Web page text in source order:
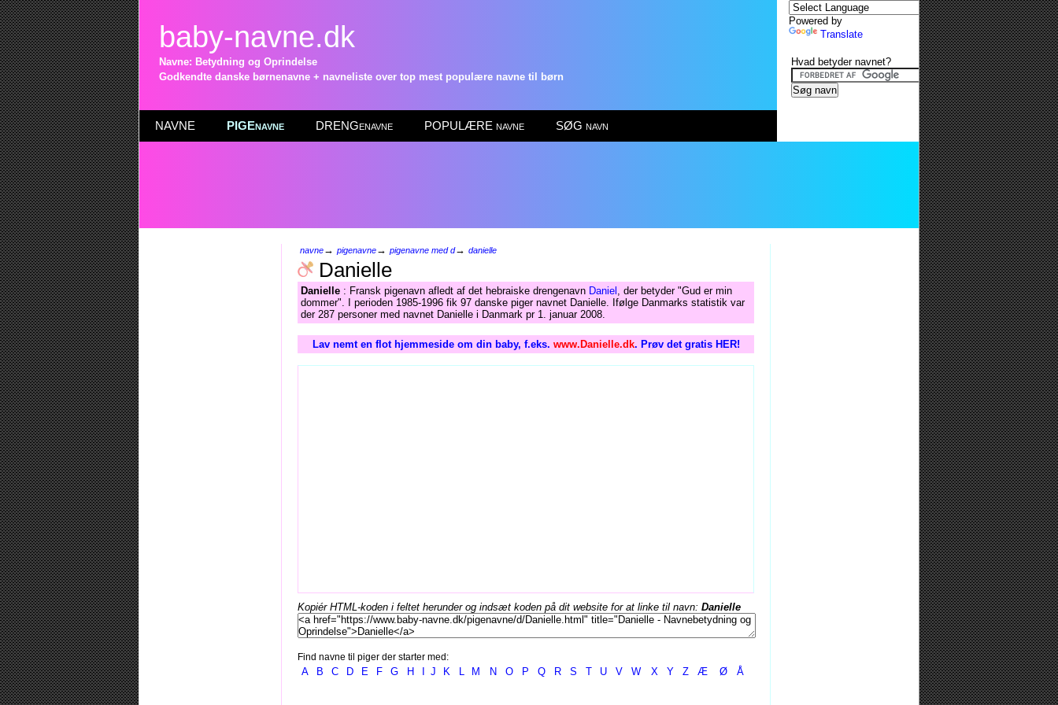
baby-navne.dk
Navne: Betydning og Oprindelse
Godkendte danske børnenavne + navneliste over top mest populære navne til børn
NAVNE PIGEnavne DRENGenavne POPULÆRE navne SØG navn
navne→ pigenavne→ pigenavne med d→ danielle
Danielle
Danielle : Fransk pigenavn afledt af det hebraiske drengenavn Daniel , der betyder "Gud er min
dommer". I perioden 1985-1996 fik 97 danske piger navnet Danielle. Ifølge Danmarks statistik var
der 287 personer med navnet Danielle i Danmark pr 1. januar 2008.
Lav nemt en flot hjemmeside om din baby, f.eks. www.Danielle.dk. Prøv det gratis HER!
Kopiér HTML-koden i feltet herunder og indsæt koden på dit website for at linke til navn: Danielle
Find navne til piger der starter med:
A B C D E F G H J K L M N O P Q R S T U V W X Y Z Æ Ø Å
Powered by
Translate
Hvad betyder navnet?